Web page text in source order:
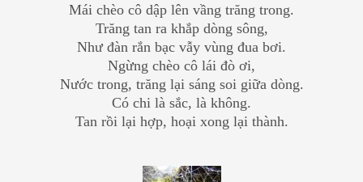
Mái chèo cô dập lên vầng trăng trong.
Trăng tan ra khắp dòng sông,
Như đàn rắn bạc vẫy vùng đua bơi.
Ngừng chèo cô lái đò ơi,
Nước trong, trăng lại sáng soi giữa dòng.
Có chi là sắc, là không.
Tan rồi lại hợp, hoại xong lại thành.